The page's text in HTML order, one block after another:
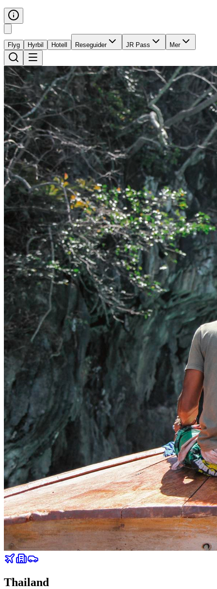
Flyg Hyrbil Hotell Reseguider JR Pass Mer
Thailand